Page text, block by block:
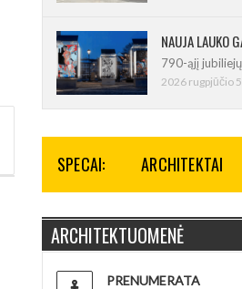
2026 rugpjūčio 5
SPECAI: ARCHITEKTAI
ARCHITEKTUOMENĖ
PRENUMERATA